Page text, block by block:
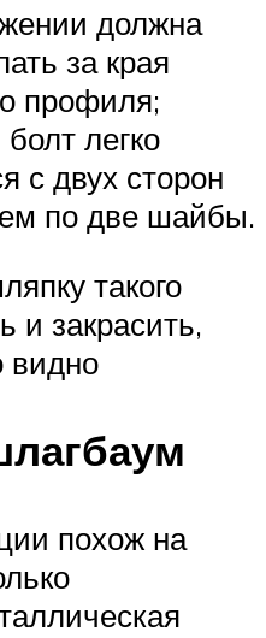
должна
за края
профиля;
легко
с двух сторон
по две шайбы.
такого
и закрасить,
видно
похож на